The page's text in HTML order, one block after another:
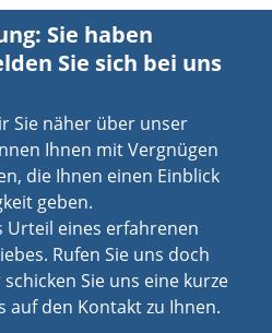
Sie haben
Sie sich bei uns
Sie näher über unser
Ihnen mit Vergnügen
die Ihnen einen Einblick
geben.
Urteil eines erfahrenen
Rufen Sie uns doch
Sie uns eine kurze
auf den Kontakt zu Ihnen.